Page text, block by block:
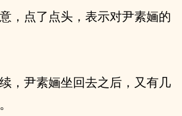
，点了点头，表示对尹素婳的
，尹素婳坐回去之后，又有几